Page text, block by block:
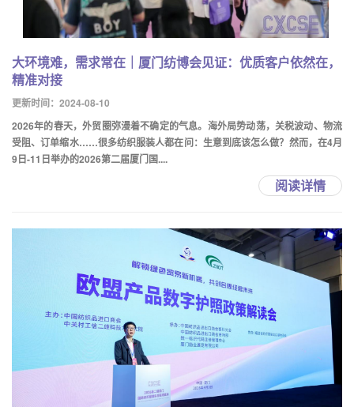
大环境难，需求常在｜厦门纺博会见证：优质客户依然在，
精准对接
更新时间：2024-08-10
2026年的春天，外贸圈弥漫着不确定的气息。海外局势动荡，关税波动、物流
受阻、订单缩水……很多纺织服装人都在问：生意到底该怎么做？然而，在4月
9日-11日举办的2026第二届厦门国....
阅读详情